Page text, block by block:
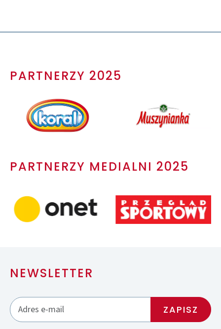
PARTNERZY 2025
PARTNERZY MEDIALNI 2025
NEWSLETTER